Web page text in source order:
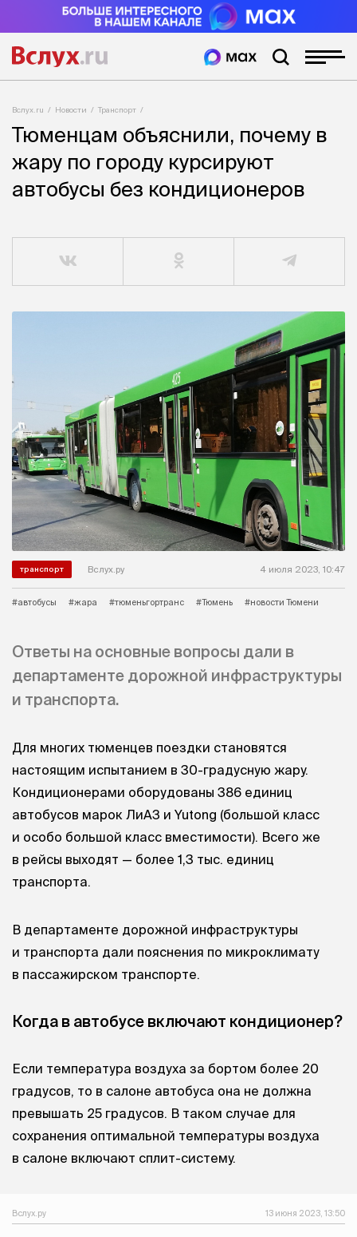
Вслух.ru Новости Транспорт
Тюменцам объяснили, почему в
жару по городу курсируют
автобусы без кондиционеров
транспорт Вслух.ру 4 июля 2023, 10:47
#автобусы #жара #тюменьгортранс #Тюмень #новости Тюмени
Ответы на основные вопросы дали в
департаменте дорожной инфраструктуры
и транспорта.
Для многих тюменцев поездки становятся
настоящим испытанием в 30-градусную жару.
Кондиционерами оборудованы 386 единиц
автобусов марок ЛиАЗ и Yutong (большой класс
и особо большой класс вместимости). Всего же
в рейсы выходят — более 1,3 тыс. единиц
транспорта.
В департаменте дорожной инфраструктуры
и транспорта дали пояснения по микроклимату
в пассажирском транспорте.
Когда в автобусе включают кондиционер?
Если температура воздуха за бортом более 20
градусов, то в салоне автобуса она не должна
превышать 25 градусов. В таком случае для
сохранения оптимальной температуры воздуха
в салоне включают сплит-систему.
Вслух.ру 13 июня 2023, 13:50